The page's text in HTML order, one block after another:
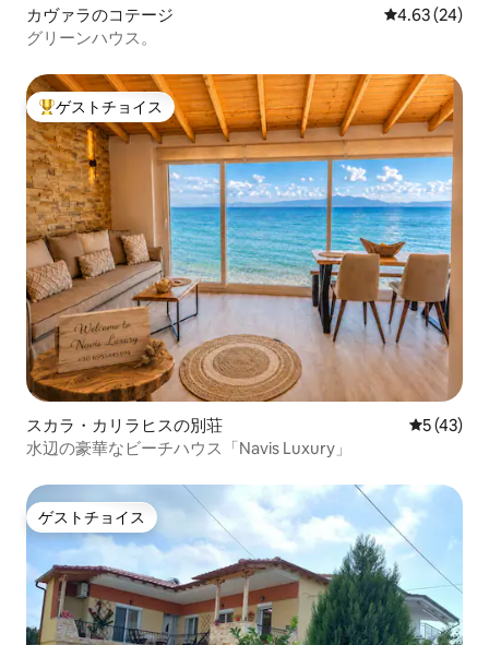
カヴァラのコテージ レビュー24
4.63 (24)
グリーンハウス。
大好評のゲストチョイスです。
ゲストチョイス
スカラ・カリラヒスの別荘 レビュー
5 (43)
水辺の豪華なビーチハウス「Navis Luxury」
ゲストチョイス
ゲストチョイス